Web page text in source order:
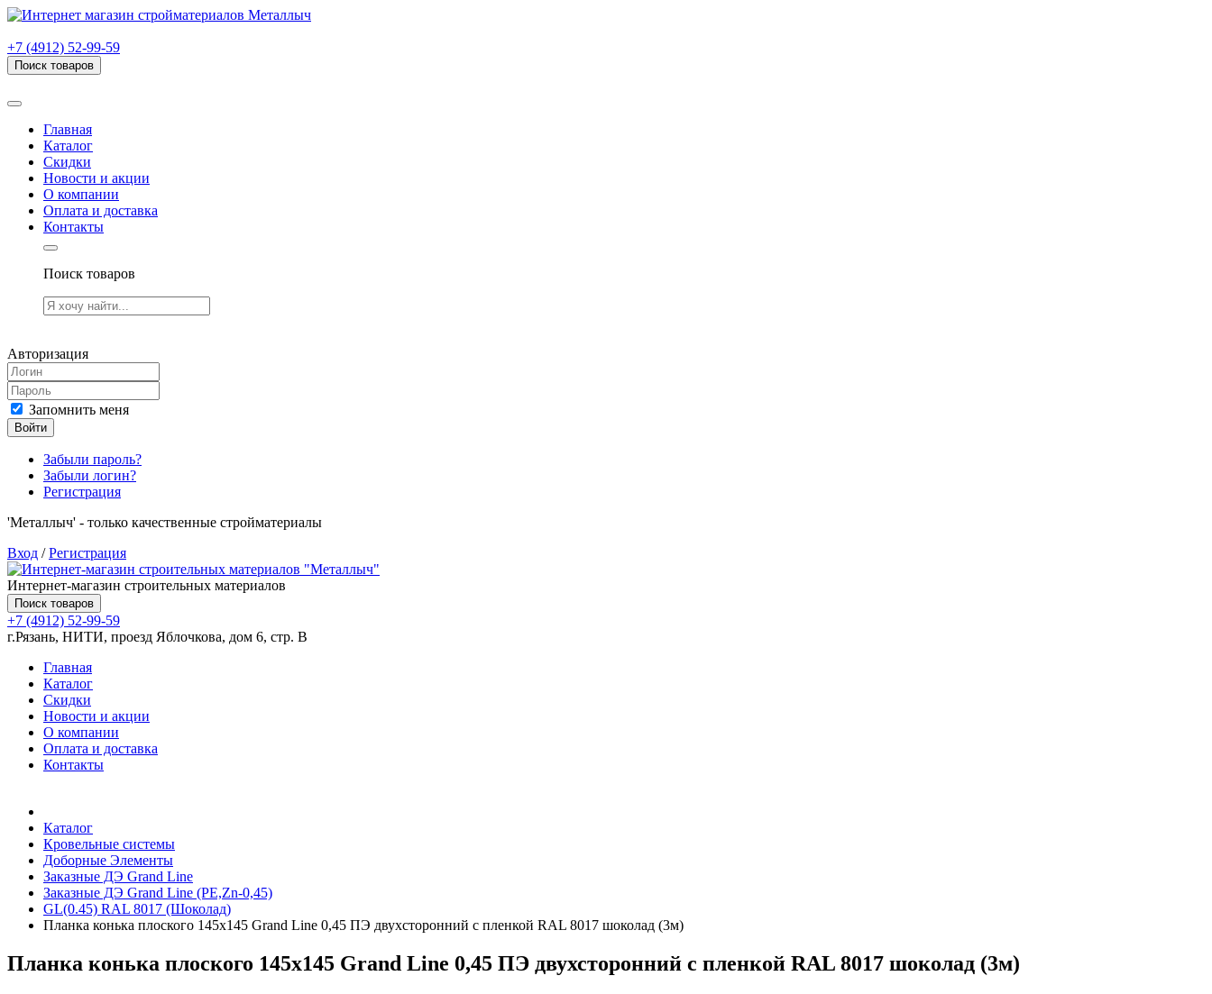
+7 (4912) 52-99-59
Поиск товаров
Главная
Каталог
Скидки
Новости и акции
О компании
Оплата и доставка
Контакты
Поиск товаров
Авторизация
Запомнить меня
Войти
Забыли пароль?
Забыли логин?
Регистрация
'Металлыч' - только качественные стройматериалы
Вход /Регистрация
Интернет-магазин строительных материалов
Поиск товаров
+7 (4912) 52-99-59
г.Рязань, НИТИ, проезд Яблочкова, дом 6, стр. В
Главная
Каталог
Скидки
Новости и акции
О компании
Оплата и доставка
Контакты
Каталог
Кровельные системы
Доборные Элементы
Заказные ДЭ Grand Line
Заказные ДЭ Grand Line (PE,Zn-0,45)
GL(0.45) RAL 8017 (Шоколад)
Планка конька плоского 145х145 Grand Line 0,45 ПЭ двухсторонний с пленкой RAL 8017 шоколад (3м)
Планка конька плоского 145х145 Grand Line 0,45 ПЭ двухсторонний с пленкой RAL 8017 шоколад (3м)